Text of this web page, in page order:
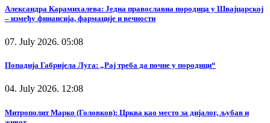
Александра Карамихалева: Једна православна породица у Швајцарској
– између финансија, фармације и вечности
07. July 2026. 05:08
Попадија Габријела Луга: „Рај треба да почне у породици“
04. July 2026. 12:08
Митрополит Марко (Головков): Црква као место за дијалог, љубав и